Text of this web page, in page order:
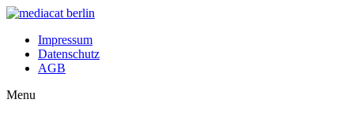
Impressum
Datenschutz
AGB
Menu